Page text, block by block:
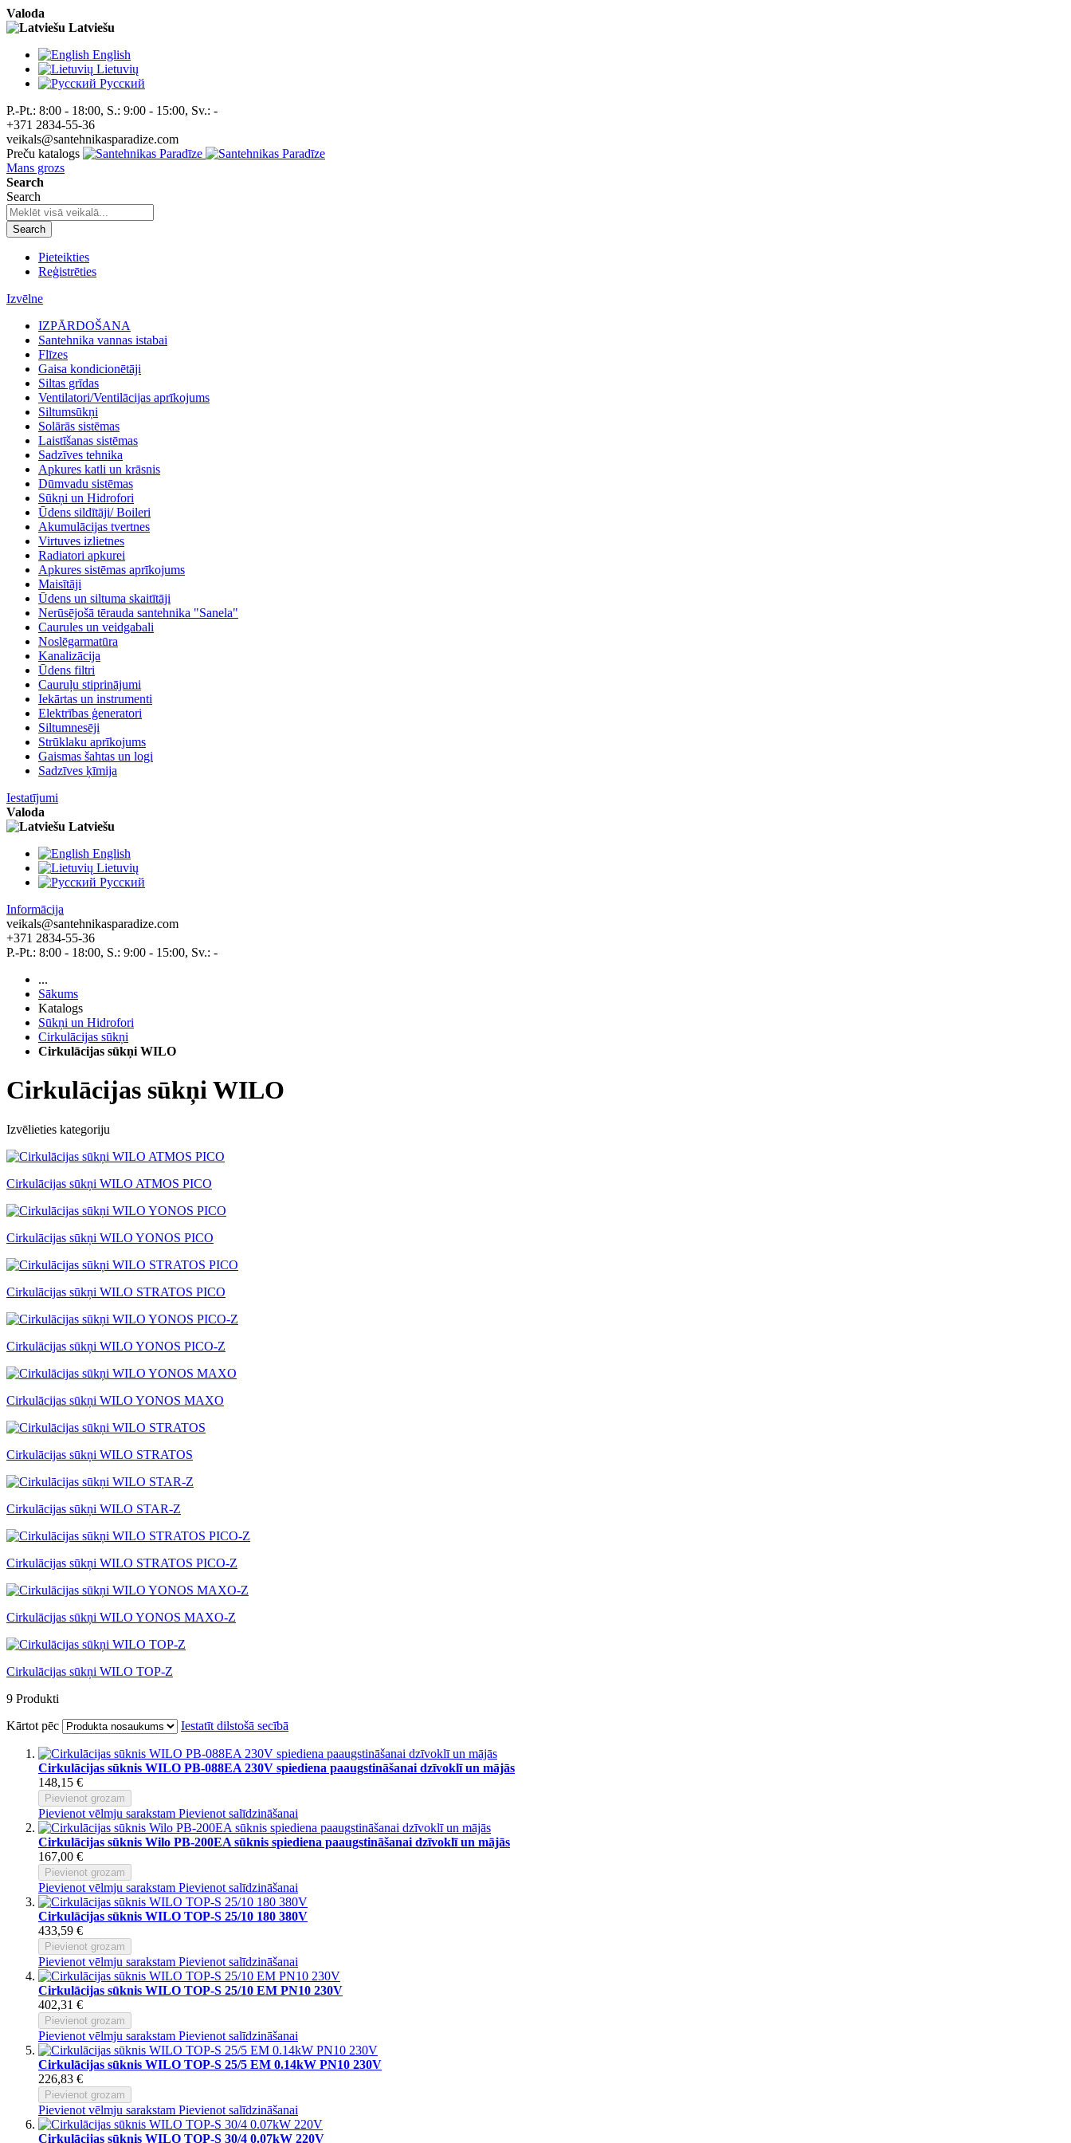
Valoda
Latviešu
English
Lietuvių
Pусский
P.-Pt.: 8:00 - 18:00, S.: 9:00 - 15:00, Sv.: -
+371 2834-55-36
veikals@santehnikasparadize.com
Preču katalogs
Mans grozs
Search
Search
Search
Pieteikties
Reģistrēties
Izvēlne
IZPĀRDOŠANA
Santehnika vannas istabai
Flīzes
Gaisa kondicionētāji
Siltas grīdas
Ventilatori/Ventilācijas aprīkojums
Siltumsūkņi
Solārās sistēmas
Laistīšanas sistēmas
Sadzīves tehnika
Apkures katli un krāsnis
Dūmvadu sistēmas
Sūkņi un Hidrofori
Ūdens sildītāji/ Boileri
Akumulācijas tvertnes
Virtuves izlietnes
Radiatori apkurei
Apkures sistēmas aprīkojums
Maisītāji
Ūdens un siltuma skaitītāji
Nerūsējošā tērauda santehnika "Sanela"
Caurules un veidgabali
Noslēgarmatūra
Kanalizācija
Ūdens filtri
Cauruļu stiprinājumi
Iekārtas un instrumenti
Elektrības ģeneratori
Siltumnesēji
Strūklaku aprīkojums
Gaismas šahtas un logi
Sadzīves ķīmija
Iestatījumi
Valoda
Latviešu
English
Lietuvių
Pусский
Informācija
veikals@santehnikasparadize.com
+371 2834-55-36
P.-Pt.: 8:00 - 18:00, S.: 9:00 - 15:00, Sv.: -
...
Sākums
Katalogs
Sūkņi un Hidrofori
Cirkulācijas sūkņi
Cirkulācijas sūkņi WILO
Cirkulācijas sūkņi WILO
Izvēlieties kategoriju
Cirkulācijas sūkņi WILO ATMOS PICO
Cirkulācijas sūkņi WILO YONOS PICO
Cirkulācijas sūkņi WILO STRATOS PICO
Cirkulācijas sūkņi WILO YONOS PICO-Z
Cirkulācijas sūkņi WILO YONOS MAXO
Cirkulācijas sūkņi WILO STRATOS
Cirkulācijas sūkņi WILO STAR-Z
Cirkulācijas sūkņi WILO STRATOS PICO-Z
Cirkulācijas sūkņi WILO YONOS MAXO-Z
Cirkulācijas sūkņi WILO TOP-Z
9 Produkti
Kārtot pēc
Iestatīt dilstošā secībā
Cirkulācijas sūknis WILO PB-088EA 230V spiediena paaugstināšanai dzīvoklī un mājās
148,15 €
Pievienot grozam
Pievienot vēlmju sarakstam Pievienot salīdzināšanai
Cirkulācijas sūknis Wilo PB-200EA sūknis spiediena paaugstināšanai dzīvoklī un mājās
167,00 €
Pievienot grozam
Pievienot vēlmju sarakstam Pievienot salīdzināšanai
Cirkulācijas sūknis WILO TOP-S 25/10 180 380V
433,59 €
Pievienot grozam
Pievienot vēlmju sarakstam Pievienot salīdzināšanai
Cirkulācijas sūknis WILO TOP-S 25/10 EM PN10 230V
402,31 €
Pievienot grozam
Pievienot vēlmju sarakstam Pievienot salīdzināšanai
Cirkulācijas sūknis WILO TOP-S 25/5 EM 0.14kW PN10 230V
226,83 €
Pievienot grozam
Pievienot vēlmju sarakstam Pievienot salīdzināšanai
Cirkulācijas sūknis WILO TOP-S 30/4 0.07kW 220V